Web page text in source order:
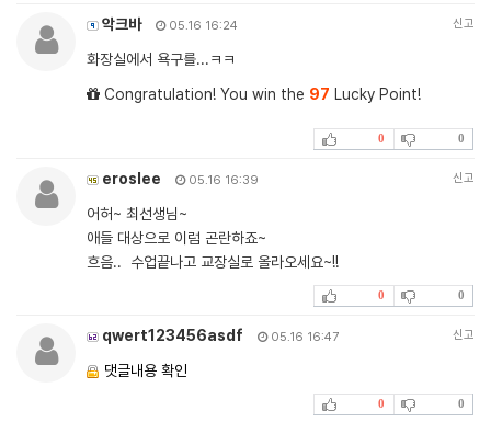
악크바 05.16 16:24 신고
화장실에서 욕구를...ㅋㅋ
Congratulation! You win the 97 Lucky Point!
0 0
eroslee 05.16 16:39 신고
어허~ 최선생님~
애들 대상으로 이럼 곤란하죠~
흐음.. 수업끝나고 교장실로 올라오세요~!!
0 0
qwert123456asdf 05.16 16:47 신고
댓글내용 확인
0 0